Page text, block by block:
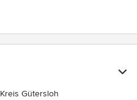
Kreis Gütersloh